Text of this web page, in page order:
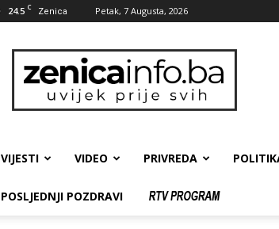
24.5 C Zenica Petak, 7 Augusta, 2026
zenicainfo.ba
VIJESTI VIDEO PRIVREDA
POSLJEDNJI POZDRAVI